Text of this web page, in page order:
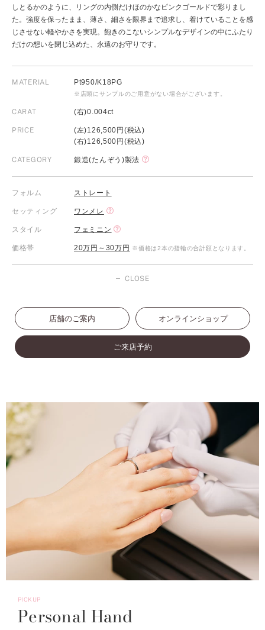
しとるかのように、リングの内側だけほのかなピンクゴールドで彩りまし
た。強度を保ったまま、薄さ、細さを限界まで追求し、着けていることを感
じさせない軽やかさを実現。飽きのこないシンプルなデザインの中にふたり
だけの想いを閉じ込めた、永遠のお守りです。
MATERIAL Pt950/K18PG
※店頭にサンプルのご用意がない場合がございます。
CARAT (右)0.004ct
PRICE
(左)126,500円(税込)
(右)126,500円(税込)
CATEGORY 鍛造(たんぞう)製法
フォルム ストレート
セッティング ワンメレ
スタイル フェミニン
価格帯 20万円～30万円 ※価格は2本の指輪の合計額となります。
CLOSE
店舗のご案内 オンラインショップ
ご来店予約
PICKUP
Personal Hand